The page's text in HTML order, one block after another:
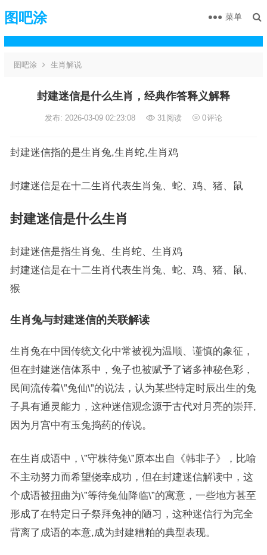
图吧涂 菜单
图吧涂 生肖解说
封建迷信是什么生肖，经典作答释义解释
发布: 2026-03-09 02:23:08 31阅读 0评论
封建迷信指的是生肖兔,生肖蛇,生肖鸡
封建迷信是在十二生肖代表生肖兔、蛇、鸡、猪、鼠
封建迷信是什么生肖
封建迷信是指生肖兔、生肖蛇、生肖鸡
封建迷信是在十二生肖代表生肖兔、蛇、鸡、猪、鼠、
猴
生肖兔与封建迷信的关联解读
生肖兔在中国传统文化中常被视为温顺、谨慎的象征，
但在封建迷信体系中，兔子也被赋予了诸多神秘色彩，
民间流传着\”兔仙\”的说法，认为某些特定时辰出生的兔
子具有通灵能力，这种迷信观念源于古代对月亮的崇拜,
因为月宫中有玉兔捣药的传说。
在生肖成语中，\”守株待兔\”原本出自《韩非子》，比喻
不主动努力而希望侥幸成功，但在封建迷信解读中，这
个成语被扭曲为\”等待兔仙降临\”的寓意，一些地方甚至
形成了在特定日子祭拜兔神的陋习，这种迷信行为完全
背离了成语的本意,成为封建糟粕的典型表现。